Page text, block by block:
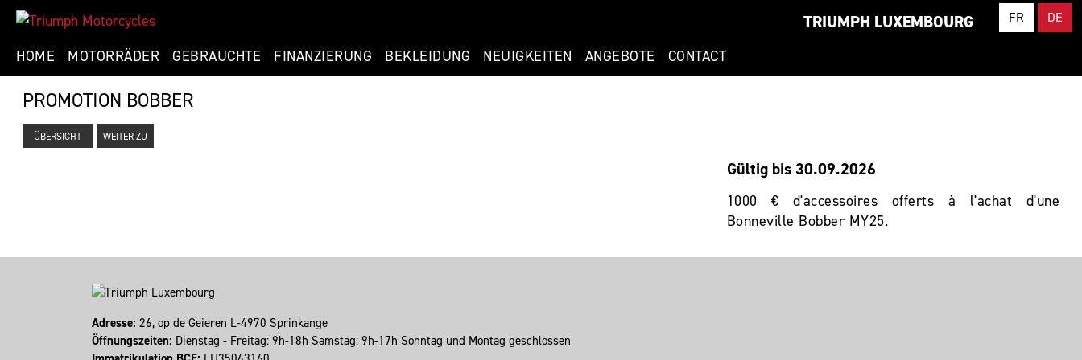
TRIUMPH LUXEMBOURG FR DE
HOME MOTORRÄDER GEBRAUCHTE FINANZIERUNG BEKLEIDUNG NEUIGKEITEN ANGEBOTE CONTACT
PROMOTION BOBBER
ÜBERSICHT WEITER ZU
Gültig bis 30.09.2026
1000 € d'accessoires offerts à l'achat d'une
Bonneville Bobber MY25.
Adresse: 26, op de Geieren L-4970 Sprinkange
Öffnungszeiten: Dienstag - Freitag: 9h-18h Samstag: 9h-17h Sonntag und Montag geschlossen